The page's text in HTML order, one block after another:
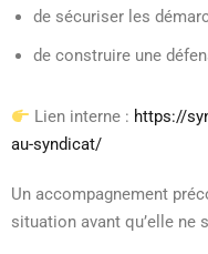
de sécuriser les
de construire une
Lien interne : https://
au-syndicat/
Un accompagnement
situation avant qu’elle ne